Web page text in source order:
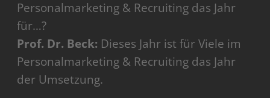
Personalmarketing & Recruiting das Jahr
für…?
Prof. Dr. Beck: Dieses Jahr ist für Viele im
Personalmarketing & Recruiting das Jahr
der Umsetzung.